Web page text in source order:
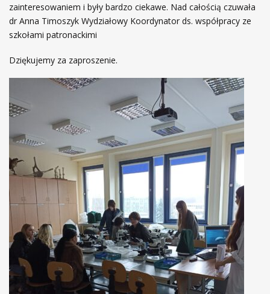
zainteresowaniem i były bardzo ciekawe. Nad całością czuwała
dr Anna Timoszyk Wydziałowy Koordynator ds. współpracy ze
szkołami patronackimi
Dziękujemy za zaproszenie.